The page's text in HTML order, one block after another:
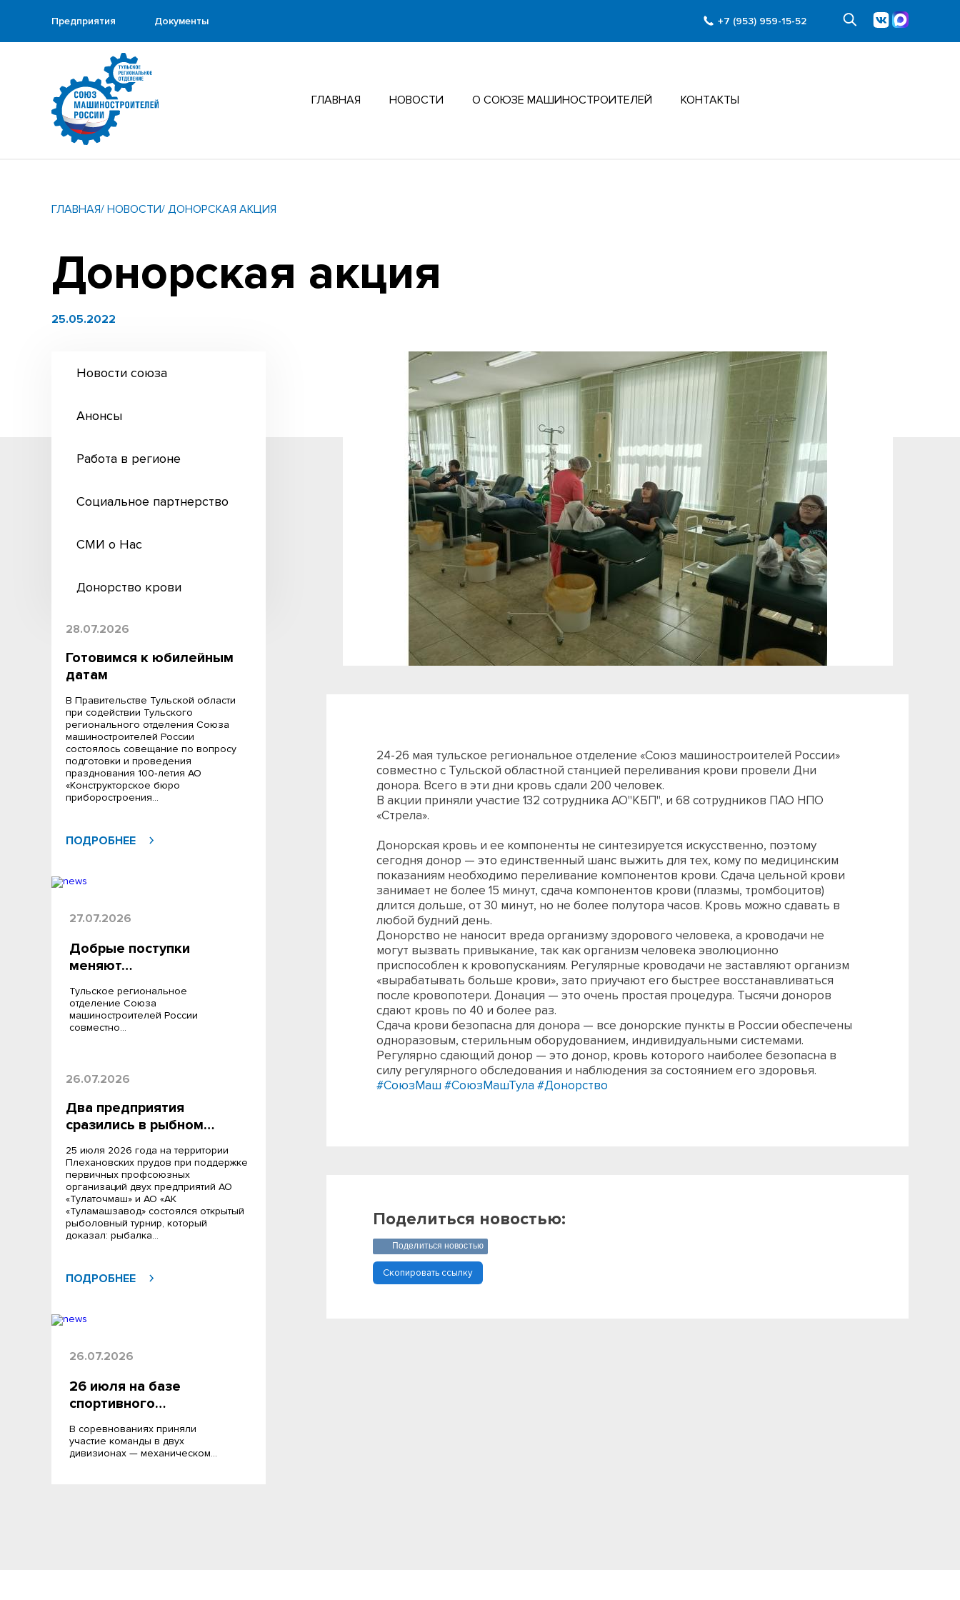
Предприятия Документы +7 (953) 959-15-52
ГЛАВНАЯ НОВОСТИ О СОЮЗЕ МАШИНОСТРОИТЕЛЕЙ КОНТАКТЫ
ГЛАВНАЯ/ НОВОСТИ/ ДОНОРСКАЯ АКЦИЯ
Донорская акция
25.05.2022
Новости союза
Анонсы
Работа в регионе
Социальное партнерство
СМИ о Нас
Донорство крови
28.07.2026
Готовимся к юбилейным
датам
В Правительстве Тульской области
при содействии Тульского
регионального отделения Союза
машиностроителей России
состоялось совещание по вопросу
подготовки и проведения
празднования 100‑летия АО
«Конструкторское бюро
приборостроения…
ПОДРОБНЕЕ
27.07.2026
Добрые поступки
меняют…
Тульское региональное
отделение Союза
машиностроителей России
совместно…
26.07.2026
Два предприятия
сразились в рыбном…
25 июля 2026 года на территории
Плехановских прудов при поддержке
первичных профсоюзных
организаций двух предприятий АО
«Тулаточмаш» и АО «АК
«Туламашзавод» состоялся открытый
рыболовный турнир, который
доказал: рыбалка…
ПОДРОБНЕЕ
26.07.2026
26 июля на базе
спортивного…
В соревнованиях приняли
участие команды в двух
дивизионах — механическом…
24-26 мая тульское региональное отделение «Союз машиностроителей России»
совместно с Тульской областной станцией переливания крови провели Дни
донора. Всего в эти дни кровь сдали 200 человек.
В акции приняли участие 132 сотрудника АО"КБП", и 68 сотрудников ПАО НПО
«Стрела».
Донорская кровь и ее компоненты не синтезируется искусственно, поэтому
сегодня донор — это единственный шанс выжить для тех, кому по медицинским
показаниям необходимо переливание компонентов крови. Сдача цельной крови
занимает не более 15 минут, сдача компонентов крови (плазмы, тромбоцитов)
длится дольше, от 30 минут, но не более полутора часов. Кровь можно сдавать в
любой будний день.
Донорство не наносит вреда организму здорового человека, а кроводачи не
могут вызвать привыкание, так как организм человека эволюционно
приспособлен к кровопусканиям. Регулярные кроводачи не заставляют организм
«вырабатывать больше крови», зато приучают его быстрее восстанавливаться
после кровопотери. Донация — это очень простая процедура. Тысячи доноров
сдают кровь по 40 и более раз.
Сдача крови безопасна для донора — все донорские пункты в России обеспечены
одноразовым, стерильным оборудованием, индивидуальными системами.
Регулярно сдающий донор — это донор, кровь которого наиболее безопасна в
силу регулярного обследования и наблюдения за состоянием его здоровья.
#СоюзМаш #СоюзМашТула #Донорство
Поделиться новостью:
Поделиться новостью
Скопировать ссылку